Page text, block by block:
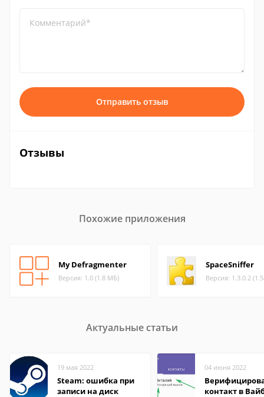
Комментарий*
Отправить отзыв
Отзывы
Похожие приложения
My Defragmenter
Версия: 1.0 (1.8 МБ)
SpaceSniffer
Версия: 1.3.0.2
Актуальные статьи
19 мая 2022
Steam: ошибка при
записи на диск
04 июня 2022
контакт в